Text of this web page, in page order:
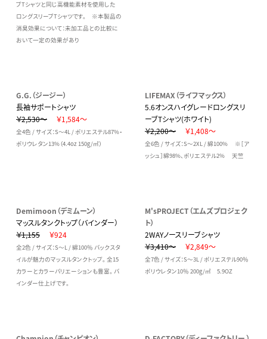
ブTシャツと同じ高機能素材を使用した
ロングスリーブTシャツです。 ※本製品の
消臭効果について：未加工品との比較に
おいて一定の効果があり
G.G.（ジージー）
長袖サポートシャツ
￥2,530～
￥1,584～
全4色 / サイズ：S～4L / ポリエステル87%・
ポリウレタン13%（4.4oz 150g/㎡）
LIFEMAX（ライフマックス）
5.6オンスハイグレードロングスリ
ーブTシャツ(ホワイト)
￥2,200～
￥1,408～
全6色 / サイズ：S～2XL / 綿100% ※［ア
ッシュ］綿98%、ポリエステル2% 天竺
Demimoon（デミムーン）
マッスルタンクトップ（バインダー）
￥1,155
￥924
全2色 / サイズ：S～L / 綿100％ バックスタ
イルが魅力のマッスルタンクトップ。 全15
カラーとカラーバリエーションも豊富。 バ
インダー仕上げです。
M'sPROJECT（エムズプロジェク
ト）
2WAYノースリーブシャツ
￥3,410～
￥2,849～
全7色 / サイズ：S～3L / ポリエステル90％
ポリウレタン10％ 200g/㎡ 5.9OZ